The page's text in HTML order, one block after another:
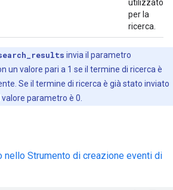
utilizzato
per la
ricerca.
invia il parametro
un valore pari a 1 se il termine di ricerca è
Se il termine di ricerca è già stato inviato
parametro è 0.
nello Strumento di creazione eventi di